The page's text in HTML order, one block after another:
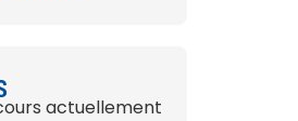
actuellement